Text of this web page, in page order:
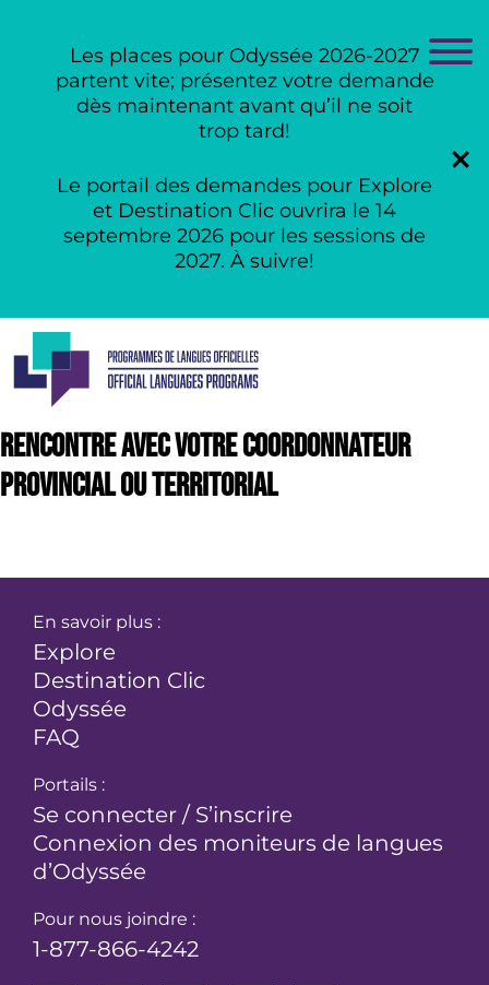
Les places pour Odyssée 2026-2027
partent vite; présentez votre demande
dès maintenant avant qu’il ne soit
trop tard!
Le portail des demandes pour Explore
et Destination Clic ouvrira le 14
septembre 2026 pour les sessions de
2027. À suivre!
Skip
to
content
Rencontre avec votre coordonnateur
provincial ou territorial
En savoir plus :
Explore
Destination Clic
Odyssée
FAQ
Portails :
Se connecter / S’inscrire
Connexion des moniteurs de langues
d’Odyssée
Pour nous joindre :
1-877-866-4242